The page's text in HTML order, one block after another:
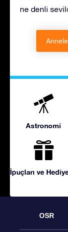
ne denli
Astronomi
İpuçları ve
OSR